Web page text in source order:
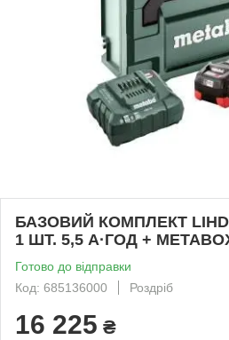
БАЗОВИЙ КОМПЛЕКТ LIHD
1 ШТ. 5,5 А·ГОД +
Готово до відправки
Код: 685136000
Роздріб
16 225 ₴